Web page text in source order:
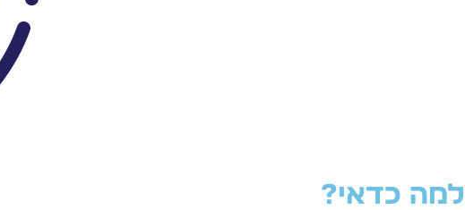
למה כדאי?